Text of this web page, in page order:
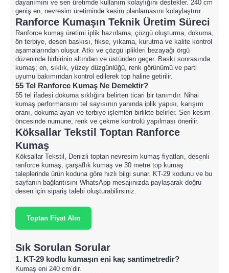
dayanımını ve seri üretimde kullanım kolaylığını destekler. 240 cm
geniş en, nevresim üretiminde kesim planlamasını kolaylaştırır.
Ranforce Kumaşın Teknik Üretim Süreci
Ranforce kumaş üretimi iplik hazırlama, çözgü oluşturma, dokuma,
ön terbiye, desen baskısı, fikse, yıkama, kurutma ve kalite kontrol
aşamalarından oluşur. Atkı ve çözgü iplikleri bezayağı örgü
düzeninde birbirinin altından ve üstünden geçer. Baskı sonrasında
kumaş; en, sıklık, yüzey düzgünlüğü, renk görünümü ve parti
uyumu bakımından kontrol edilerek top haline getirilir.
55 Tel Ranforce Kumaş Ne Demektir?
55 tel ifadesi dokuma sıklığını belirten ticari bir tanımdır. Nihai
kumaş performansını tel sayısının yanında iplik yapısı, karışım
oranı, dokuma ayarı ve terbiye işlemleri birlikte belirler. Seri kesim
öncesinde numune, renk ve çekme kontrolü yapılması önerilir.
Köksallar Tekstil Toptan Ranforce
Kumaş
Köksallar Tekstil, Denizli toptan nevresim kumaş fiyatları, desenli
ranforce kumaş, çarşaflık kumaş ve 30 metre top kumaş
taleplerinde ürün koduna göre hızlı bilgi sunar. KT-29 kodunu ve bu
sayfanın bağlantısını WhatsApp mesajınızda paylaşarak doğru
desen için sipariş talebi oluşturabilirsiniz.
Toptan Fiyat Alın
Sık Sorulan Sorular
1. KT-29 kodlu kumaşın eni kaç santimetredir?
Kumaş eni 240 cm’dir.